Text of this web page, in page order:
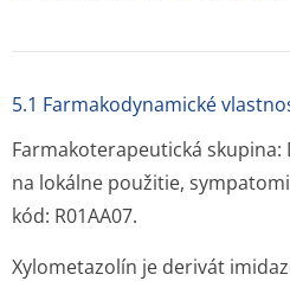
5.1 Farmakodynamické
Farmakoterapeutická skupina:
na lokálne použitie,
kód: R01AA07.
Xylometazolín je derivát